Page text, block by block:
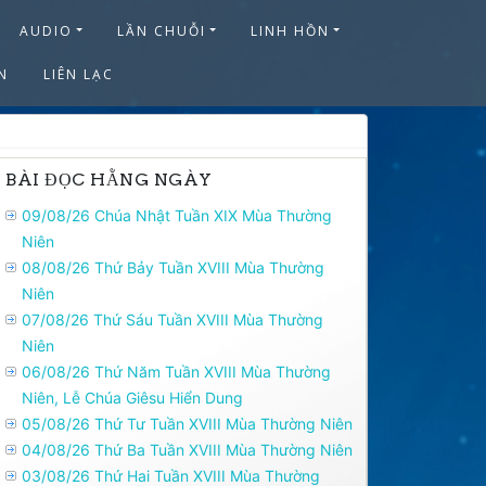
AUDIO LẦN CHUỖI LINH HỒN
LIÊN LẠC
BÀI ĐỌC HẰNG NGÀY
09/08/26 Chúa Nhật Tuần XIX Mùa Thường
Niên
08/08/26 Thứ Bảy Tuần XVIII Mùa Thường
Niên
07/08/26 Thứ Sáu Tuần XVIII Mùa Thường
Niên
06/08/26 Thứ Năm Tuần XVIII Mùa Thường
Niên, Lễ Chúa Giêsu Hiển Dung
05/08/26 Thứ Tư Tuần XVIII Mùa Thường Niên
04/08/26 Thứ Ba Tuần XVIII Mùa Thường Niên
03/08/26 Thứ Hai Tuần XVIII Mùa Thường